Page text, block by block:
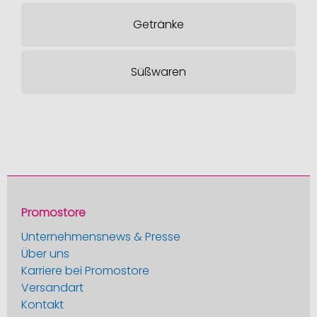
Getränke
Süßwaren
Promostore
Unternehmensnews & Presse
Über uns
Karriere bei Promostore
Versandart
Kontakt